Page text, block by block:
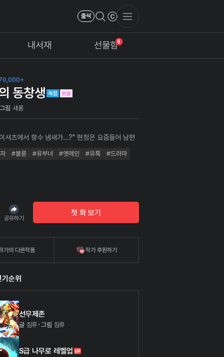
출석
내서재 6
선물함
동창생
그림 새롬
셔츠에서 향수 냄새가...?" 현정은 요즘들어 남편
창회에서 옛 남친 건우가 접근해 오는데...
#불륜 #유부녀 #옛애인 #유혹 #드라마
공유하기
첫 화 보기
가의 다른작품 작가 후원하기
순위
선무제존
글 침류 그림 침류
S급 나무로 레벨업